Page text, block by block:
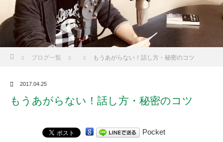
ブログ一覧 もうあがらない！話し方・秘密のコツ
2017.04.25
もうあがらない！話し方・秘密のコツ
Pocket